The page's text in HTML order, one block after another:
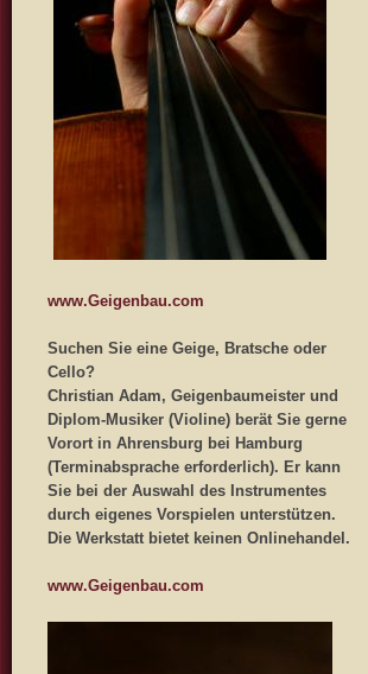
www.Geigenbau.com
Suchen Sie eine Geige, Bratsche oder
Cello?
Christian Adam, Geigenbaumeister und
Diplom-Musiker (Violine) berät Sie gerne
Vorort in Ahrensburg bei Hamburg
(Terminabsprache erforderlich). Er kann
Sie bei der Auswahl des Instrumentes
durch eigenes Vorspielen unterstützen.
Die Werkstatt bietet keinen Onlinehandel.
www.Geigenbau.com